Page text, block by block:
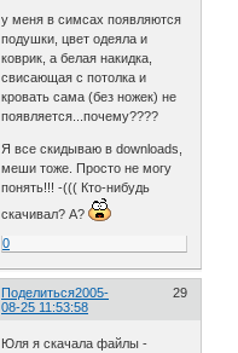
у меня в симсах появляются
подушки, цвет одеяла и
коврик, а белая накидка,
свисающая с потолка и
кровать сама (без ножек) не
появляется...почему????
Я все скидываю в downloads,
меши тоже. Просто не могу
понять!!! -((( Кто-нибудь
скачивал? А?
0
Поделиться 29
2005-
08-25 11:53:58
Юля я скачала файлы -